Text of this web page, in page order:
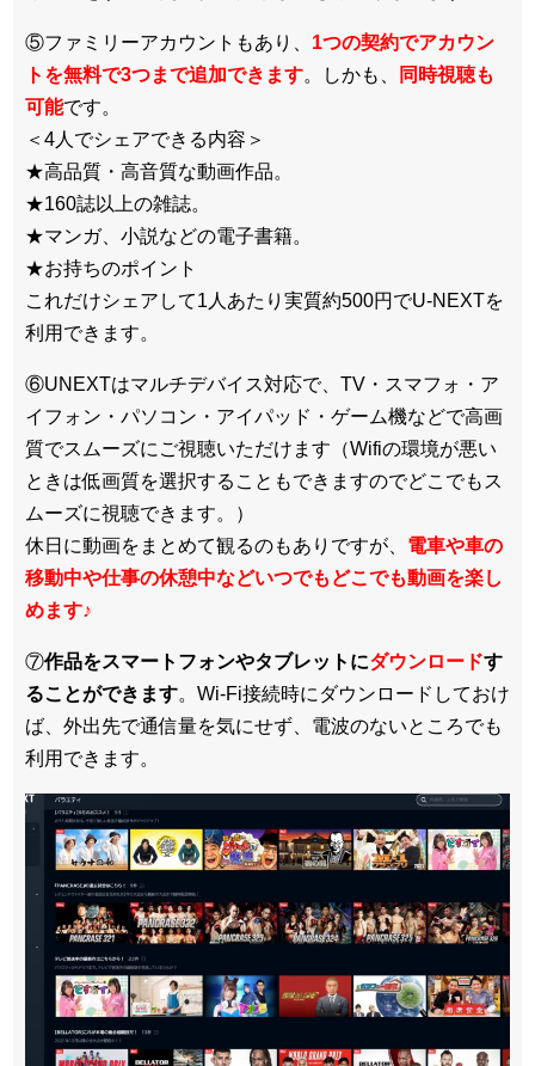
⑤ファミリーアカウントもあり、 1つの契約でアカウン
トを無料で3つまで追加できます。しかも、
同時視聴も
可能です。
＜4人でシェアできる内容＞
★高品質・高音質な動画作品。
★160誌以上の雑誌。
★マンガ、小説などの電子書籍。
★お持ちのポイント
これだけシェアして1人あたり実質約500円でU-NEXTを
利用できます。
⑥UNEXTはマルチデバイス対応で、TV・スマフォ・ア
イフォン・パソコン・アイパッド・ゲーム機などで高画
質でスムーズにご視聴いただけます（Wifiの環境が悪い
ときは低画質を選択することもできますのでどこでもス
ムーズに視聴できます。）
休日に動画をまとめて観るのもありですが、 電車や車の
移動中や仕事の休憩中などいつでもどこでも動画を楽し
めます♪
⑦作品をスマートフォンやタブレットにダウンロードす
ることができます。Wi-Fi接続時にダウンロードしておけ
ば、外出先で通信量を気にせず、電波のないところでも
利用できます。